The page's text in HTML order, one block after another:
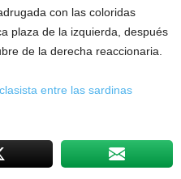
con las coloridas
plaza de la izquierda, después
de la derecha reaccionaria.
entre las sardinas